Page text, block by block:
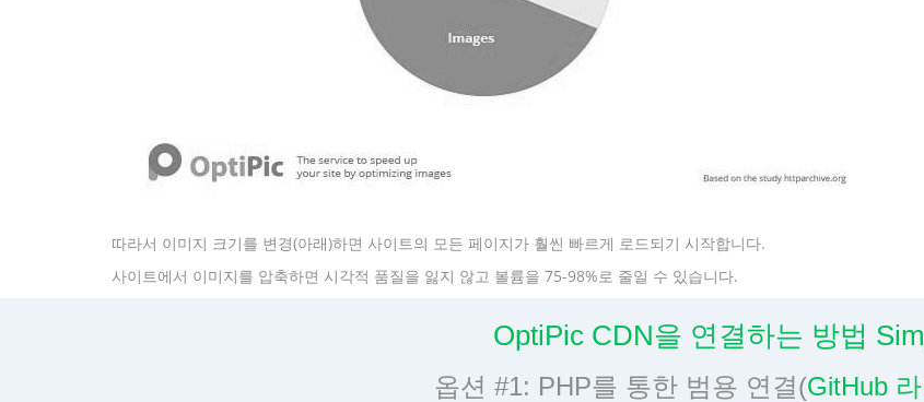
따라서 이미지 크기를 변경(아래)하면 사이트의 모든 페이지가 훨씬 빠르게 로드되기 시작합니다.
사이트에서 이미지를 압축하면 시각적 품질을 잃지 않고 볼륨을 75-98%로 줄일 수 있습니다.
OptiPic CDN을 연결하는 방법
옵션 #1: PHP를 통한 범용 연결(GitHub